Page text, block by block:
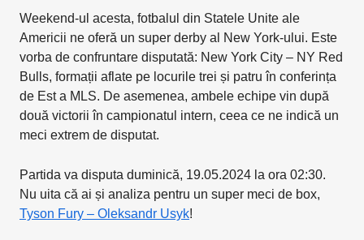
Weekend-ul acesta, fotbalul din Statele Unite ale
Americii ne oferă un super derby al New York-ului. Este
vorba de confruntare disputată: New York City – NY Red
Bulls, formații aflate pe locurile trei și patru în conferința
de Est a MLS. De asemenea, ambele echipe vin după
două victorii în campionatul intern, ceea ce ne indică un
meci extrem de disputat.
Partida va disputa duminică, 19.05.2024 la ora 02:30.
Nu uita că ai și analiza pentru un super meci de box,
Tyson Fury – Oleksandr Usyk!